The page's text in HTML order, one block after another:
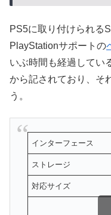
PS5に取り付けられる
PlayStationサポートの
いぶ時間も経過してい
から記されており、そ
う。
インターフェース
ストレージ
対応サイズ